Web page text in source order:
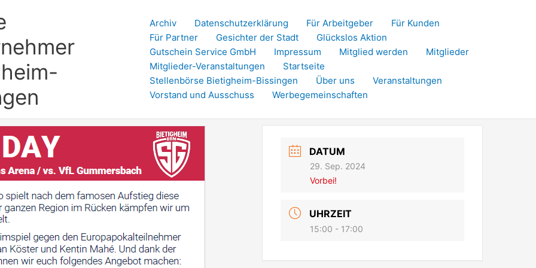
Archiv Datenschutzerklärung Für Arbeitgeber
Für Kunden
Für Partner
Gesichter der Stadt
Glückslos Aktion
Gutschein Service GmbH
Impressum Mitglied werden
Mitglieder
Mitglieder-Veranstaltungen
Startseite
Stellenbörse Bietigheim-Bissingen
Über uns
Veranstaltungen
Vorstand und Ausschuss
Werbegemeinschaften
DATUM
29. Sep. 2024
Vorbei!
UHRZEIT
15:00 - 17:00